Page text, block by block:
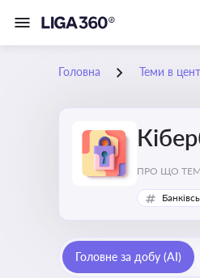
Головна Теми в
ПРО ЩО
Головне за добу (AI)